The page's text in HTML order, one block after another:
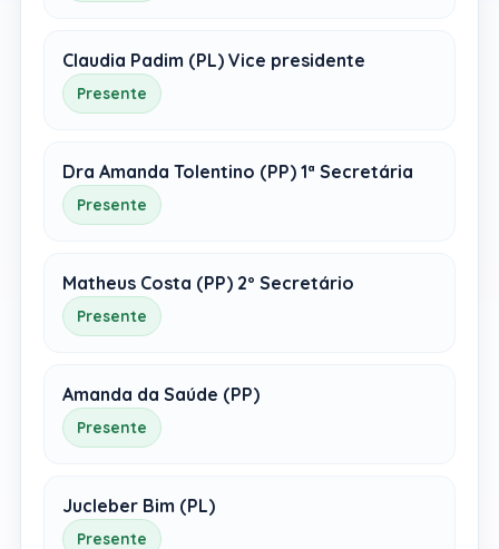
Claudia Padim (PL) Vice presidente
Presente
Dra Amanda Tolentino (PP) 1ª Secretária
Presente
Matheus Costa (PP) 2º Secretário
Presente
Amanda da Saúde (PP)
Presente
Jucleber Bim (PL)
Presente